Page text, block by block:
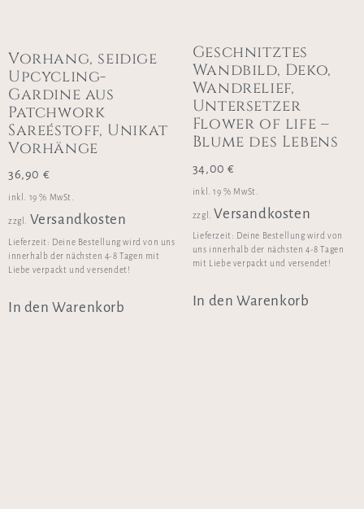
Vorhang, seidige
Upcycling-
Gardine aus
Patchwork
Sareéstoff, Unikat
Vorhänge
36,90 €
inkl. 19 % MwSt.
zzgl. Versandkosten
Lieferzeit: Deine Bestellung wird von uns
innerhalb der nächsten 4-8 Tagen mit
Liebe verpackt und versendet!
In den Warenkorb
Geschnitztes
Wandbild, Deko,
Wandrelief,
Untersetzer
Flower of life –
Blume des Lebens
34,00€
inkl. 19 % MwSt.
zzgl. Versandkosten
Lieferzeit: Deine Bestellung wird von
uns innerhalb der nächsten 4-8 Tagen
mit Liebe verpackt und versendet!
In den Warenkorb